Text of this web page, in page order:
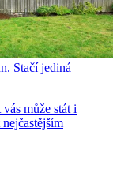
Stačí jediná
může stát i